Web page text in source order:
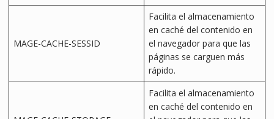
MAGE-CACHE-SESSID
Facilita el almacenamiento
en caché del contenido en
el navegador para que las
páginas se carguen más
rápido.
Facilita el almacenamiento
en caché del contenido en